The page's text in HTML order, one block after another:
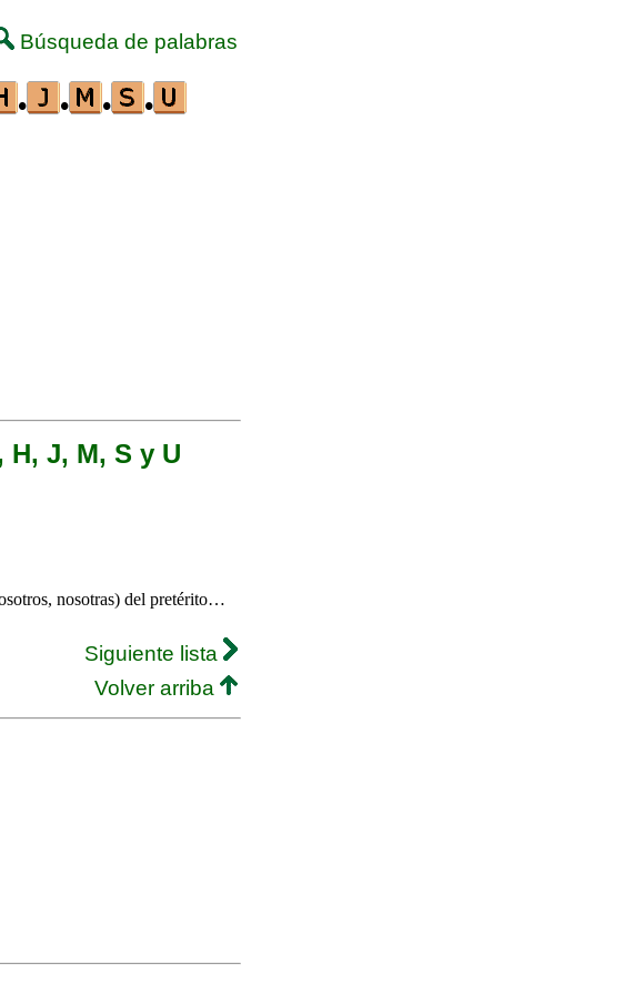
Búsqueda de palabras
• • • •
J, M, S y U
nosotras) del pretérito…
Siguiente lista
Volver arriba